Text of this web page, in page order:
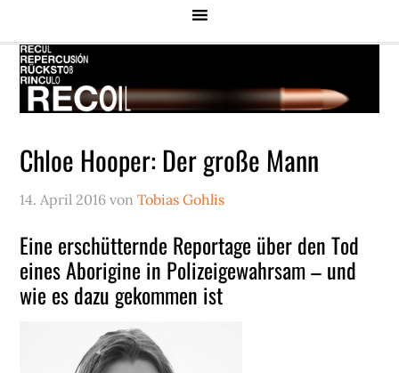
Chloe Hooper: Der große Mann
14. April 2016 vonTobias Gohlis
Eine erschütternde Reportage über den Tod
eines Aborigine in Polizeigewahrsam – und
wie es dazu gekommen ist